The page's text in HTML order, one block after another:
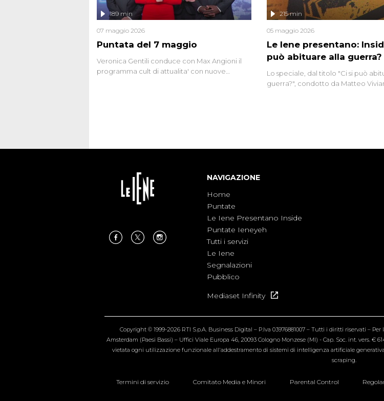
l'intervista inedita a Olindo Romano, realizzata
ne...
Puntata del 7 maggio
189 min
07 maggio 2026
Veronica Gentili conduce con Max Angioni il
programma cult di attualita' con nuove
Le Iene presentano:
può abituare alla guerra?
215 min
05 maggio 2026
Lo speciale, dal titolo "Ci si può
guerra?", condotto da Matteo
NAVIGAZIONE
Home
Puntate
Le Iene Presentano Inside
Puntate Ieneyeh
Tutti i servizi
Le Iene
Segnalazioni
Pubblico
Mediaset Infinity
Copyright © 1999-2026 RTI S.p.A. Business Digital – P.Iva 03976881007 – Tutti i diritti riservati –
Amsterdam (Paesi Bassi) – Uffici Viale Europa 46, 20093 Cologno Monzese (MI) - Cap. Soc. int. vers. €
vietata ogni utilizzazione funzionale all'addestramento di sistemi di intelligenza artificiale
scraping.
Termini di servizio Comitato Media e Minori Parental Control